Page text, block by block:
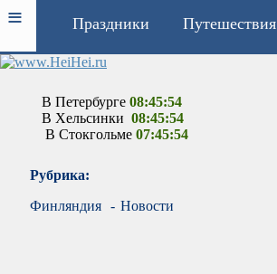
≡ Праздники Путешествия
В Петербурге 08:45:54
В Хельсинки 08:45:54
В Стокгольме 07:45:54
Рубрика:
Финляндия - Новости